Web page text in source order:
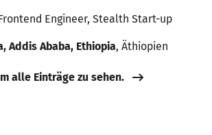
Engineer, Stealth Start-up
Addis Ababa, Ethiopia, Äthiopien
alle Einträge zu sehen.